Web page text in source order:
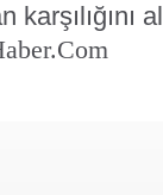
karşılığını